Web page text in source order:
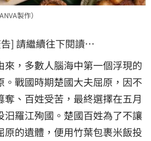
製作）
] 請繼續往下閱讀…
來，多數人腦海中第一個浮現的
。戰國時期楚國大夫屈原，因不
奪、百姓受苦，最終選擇在五月
汨羅江殉國。楚國百姓為了不讓
原的遺體，便用竹葉包裹米飯投